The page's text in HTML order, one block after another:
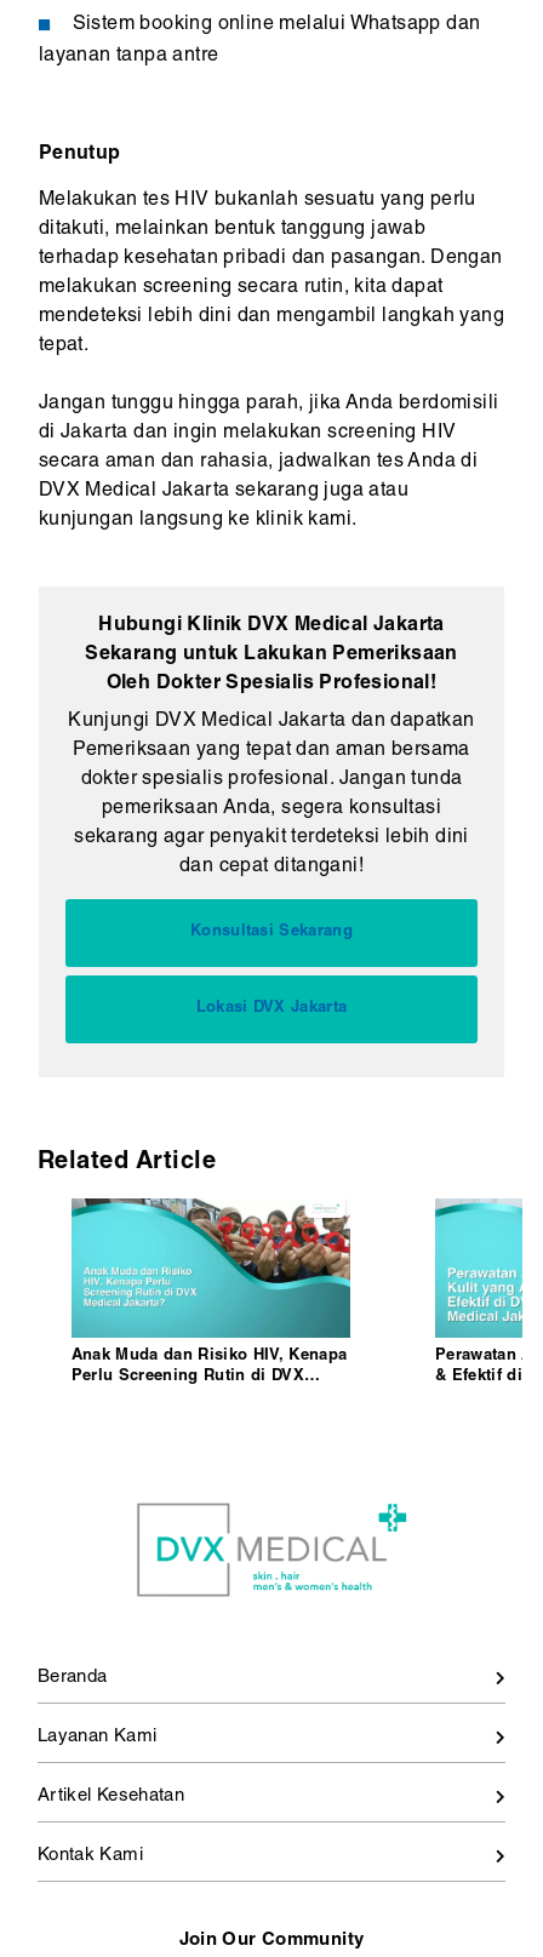
Sistem booking online melalui Whatsapp dan
layanan tanpa antre
Penutup
Melakukan tes HIV bukanlah sesuatu yang perlu
ditakuti, melainkan bentuk tanggung jawab
terhadap kesehatan pribadi dan pasangan. Dengan
melakukan screening secara rutin, kita dapat
mendeteksi lebih dini dan mengambil langkah yang
tepat.
Jangan tunggu hingga parah, jika Anda berdomisili
di Jakarta dan ingin melakukan screening HIV
secara aman dan rahasia, jadwalkan tes Anda di
DVX Medical Jakarta sekarang juga atau
kunjungan langsung ke klinik kami.
Hubungi Klinik DVX Medical Jakarta
Sekarang untuk Lakukan Pemeriksaan
Oleh Dokter Spesialis Profesional!
Kunjungi DVX Medical Jakarta dan dapatkan
Pemeriksaan yang tepat dan aman bersama
dokter spesialis profesional. Jangan tunda
pemeriksaan Anda, segera konsultasi
sekarang agar penyakit terdeteksi lebih dini
dan cepat ditangani!
Konsultasi Sekarang
Lokasi DVX Jakarta
Related Article
Anak Muda dan Risiko HIV, Kenapa
Perlu Screening Rutin di DVX
Perawatan
& Efektif di
Beranda
Layanan Kami
Artikel Kesehatan
Kontak Kami
Join Our Community